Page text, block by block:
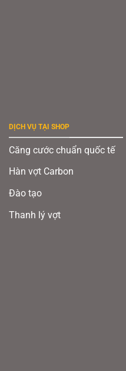
DỊCH VỤ TẠI SHOP
Căng cước chuẩn quốc tế
Hàn vợt Carbon
Đào tạo
Thanh lý vợt